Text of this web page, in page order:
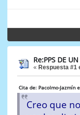
Re:PPS DE
« Respuesta #1
Cita de: Pacolmo-Jazmín
Creo que